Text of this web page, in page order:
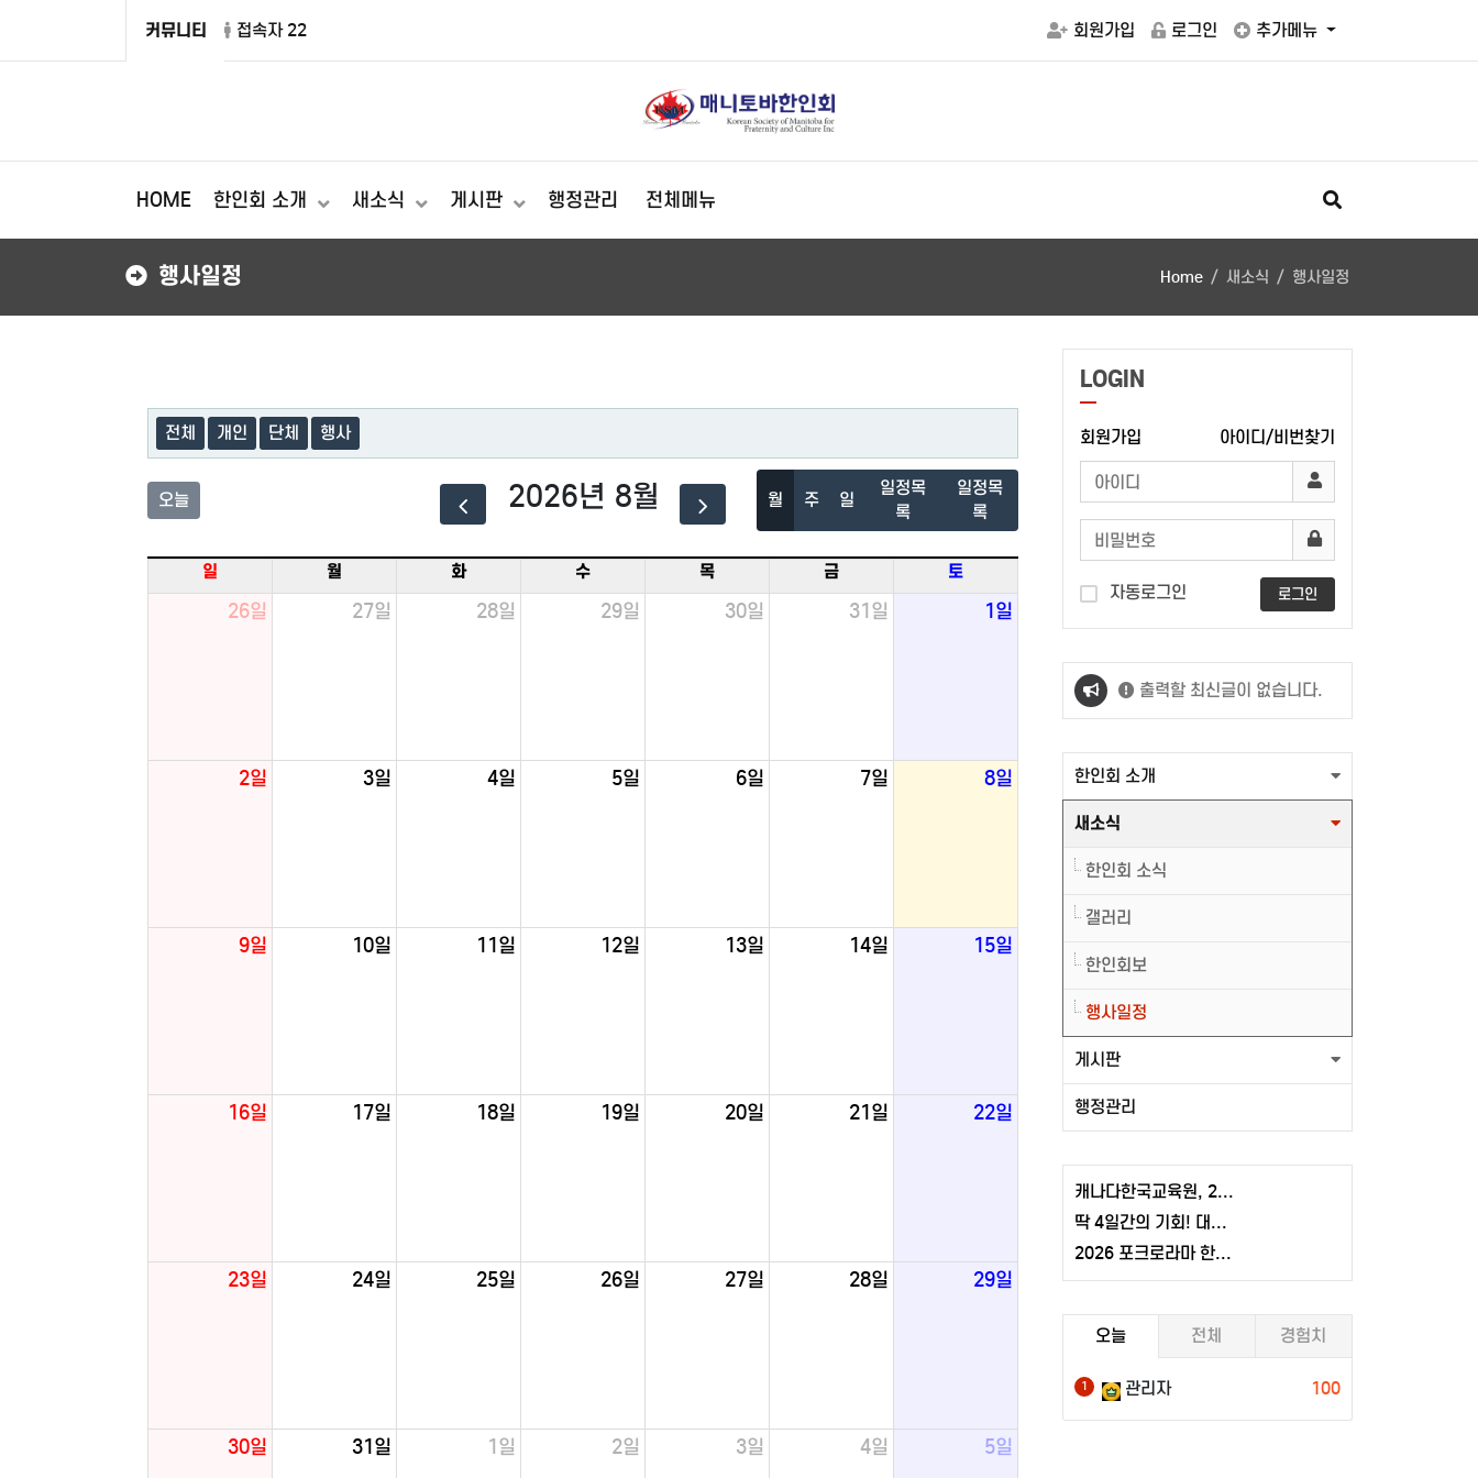
커뮤니티 접속자 22 회원가입 로그인 추가메뉴
HOME 한인회 소개 새소식 게시판 행정관리 전체메뉴
행사일정 Home 새소식 행사일정
전체 개인 단체 행사
오늘 2026년 8월 월 주 일
일정목
록
일정목
록
일 월 화 수 목 금 토
26일 27일 28일 29일 30일 31일 1일
2일 3일 4일 5일 6일 7일 8일
9일 10일 11일 12일 13일 14일 15일
16일 17일 18일 19일 20일 21일 22일
23일 24일 25일 26일 27일 28일 29일
30일 31일 1일 2일 3일 4일 5일
LOGIN
회원가입 아이디/비번찾기
자동로그인 로그인
출력할 최신글이 없습니다.
한인회 소개
새소식
한인회 소식
갤러리
한인회보
행사일정
게시판
행정관리
캐나다한국교육원, 2026-2027 학년도 한국어 학점반 등록 및 고교생활 설명회 개최
딱 4일간의 기회! 대한항공 20% 역대급 할인 , 7/13(월)까지
2026 포크로라마 한국관 업체 입점 신청 마감일 공고
오늘 전체 경험치
1 관리자 100